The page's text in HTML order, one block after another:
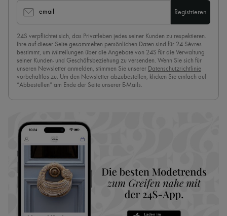
email Registrieren
24S verpflichtet sich, das Privatleben jedes seiner Kunden zu respektieren.
Ihre auf dieser Seite gesammelten persönlichen Daten sind für 24 Sèvres
bestimmt, um Mitteilungen über die Angebote von 24S für die Verwaltung
seiner Kunden- und Geschäftsbeziehung zu versenden. Wenn Sie sich für
unseren Newsletter anmelden, stimmen Sie unserer Datenschutzrichtlinie
vorbehaltlos zu. Um den Newsletter abzubestellen, klicken Sie einfach auf
“Abbestellen” am Ende der Seite unserer E-Mails.